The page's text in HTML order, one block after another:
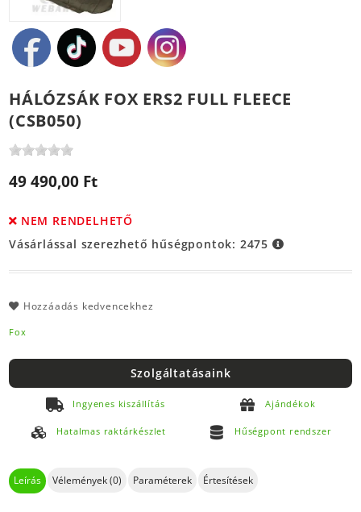
HÁLÓZSÁK FOX ERS2 FULL FLEECE
(CSB050)
49 490,00 Ft
NEM RENDELHETŐ
Vásárlással szerezhető hűségpontok: 2475
Hozzáadás kedvencekhez
Fox
Szolgáltatásaink
Ingyenes kiszállítás Ajándékok
Hatalmas raktárkészlet Hűségpont rendszer
Leírás Vélemények (0) Paraméterek Értesítések